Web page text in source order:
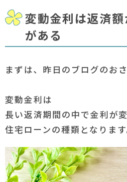
変動金利は返済
がある
まずは、昨日のブログのおさ
変動金利は
長い返済期間の中で金利が
住宅ローンの種類となります